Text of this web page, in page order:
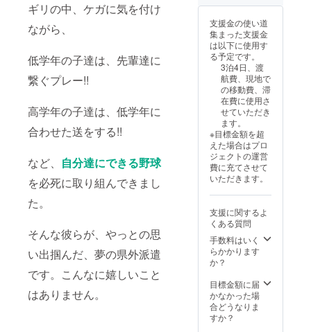
ギリの中、ケガに気を付け
ながら、
低学年の子達は、先輩達に
繋ぐプレー!!
高学年の子達は、低学年に
合わせた送をする!!
など、 自分達にできる野球
を必死に取り組んできまし
た。
そんな彼らが、やっとの思
い出掴んだ、夢の県外派遣
です。こんなに嬉しいこと
はありません。
支援金の使い道
集まった支援金
は以下に使用す
る予定です。
3泊4日、渡
航費、現地で
の移動費、滞
在費に使用さ
せていただき
ます。
※目標金額を超
えた場合はプロ
ジェクトの運営
費に充てさせて
いただきます。
支援に関するよ
くある質問
手数料はいく
らかかります
か？
目標金額に届
かなかった場
合どうなりま
すか？